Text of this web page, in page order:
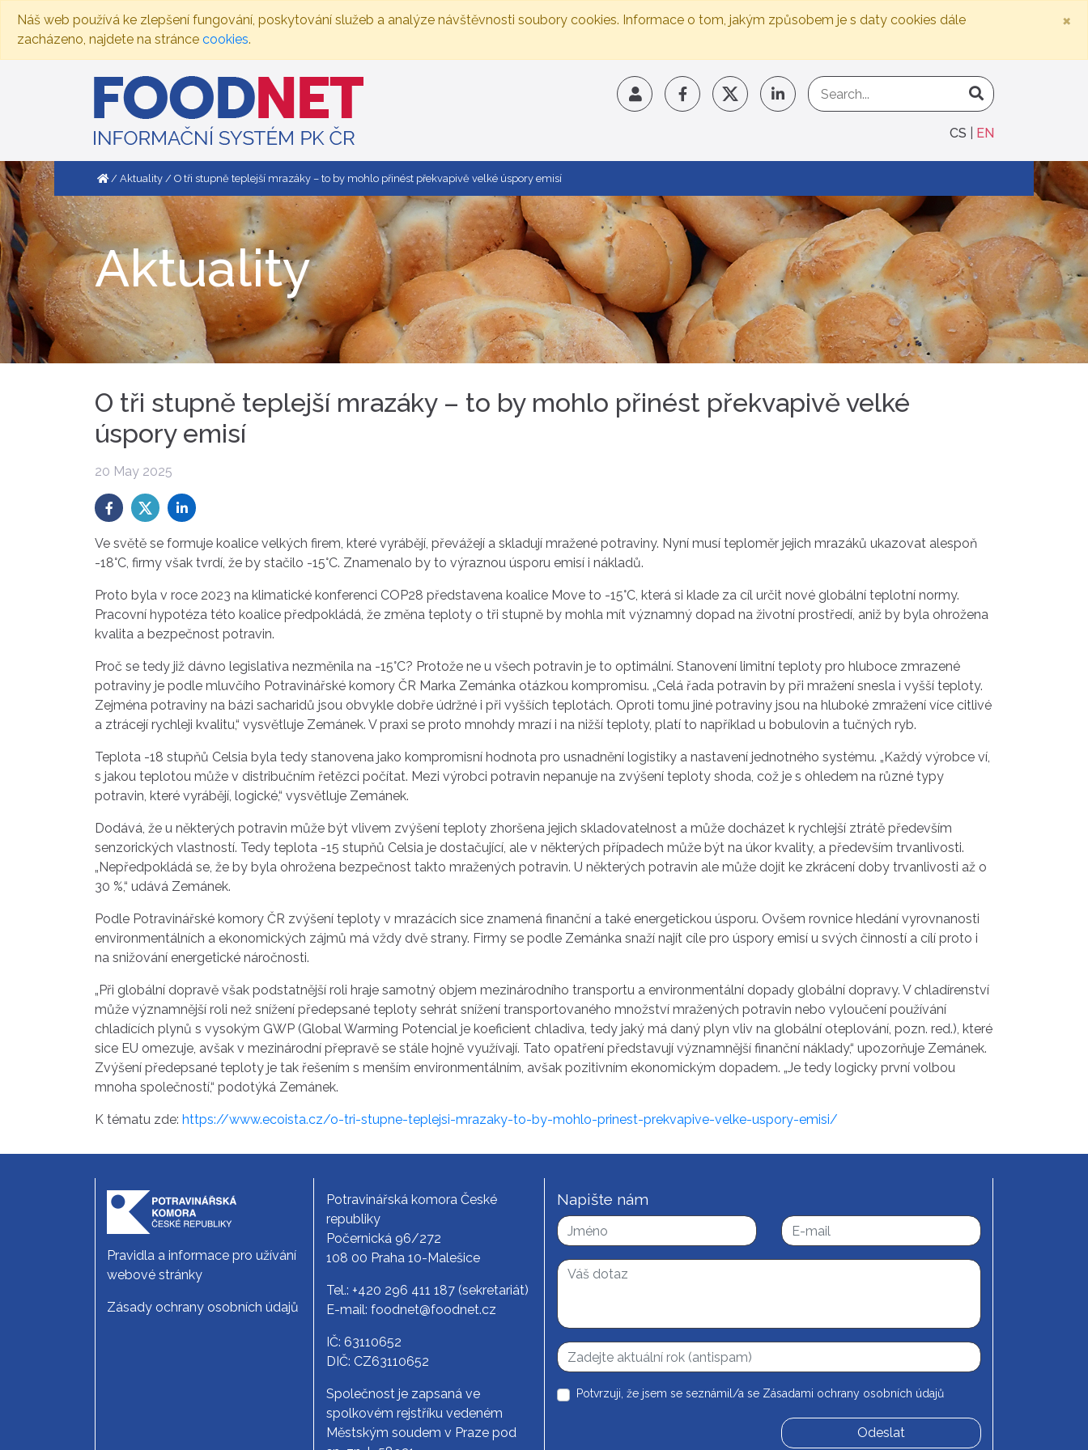
Náš web používá ke zlepšení fungování, poskytování služeb a analýze návštěvnosti soubory cookies. Informace o tom, jakým způsobem je s daty cookies dále
zacházeno, najdete na stránce cookies.
×
CS EN
Aktuality O tři stupně teplejší mrazáky – to by mohlo přinést překvapivě velké úspory emisí
Aktuality
O tři stupně teplejší mrazáky – to by mohlo přinést překvapivě velké
úspory emisí
20 May 2025
Ve světě se formuje koalice velkých firem, které vyrábějí, převážejí a skladují mražené potraviny. Nyní musí teploměr jejich mrazáků ukazovat alespoň
-18°C, firmy však tvrdí, že by stačilo -15°C. Znamenalo by to výraznou úsporu emisí i nákladů.
Proto byla v roce 2023 na klimatické konferenci COP28 představena koalice Move to -15°C, která si klade za cíl určit nové globální teplotní normy.
Pracovní hypotéza této koalice předpokládá, že změna teploty o tři stupně by mohla mít významný dopad na životní prostředí, aniž by byla ohrožena
kvalita a bezpečnost potravin.
Proč se tedy již dávno legislativa nezměnila na -15°C? Protože ne u všech potravin je to optimální. Stanovení limitní teploty pro hluboce zmrazené
potraviny je podle mluvčího Potravinářské komory ČR Marka Zemánka otázkou kompromisu. „Celá řada potravin by při mražení snesla i vyšší teploty.
Zejména potraviny na bázi sacharidů jsou obvykle dobře údržné i při vyšších teplotách. Oproti tomu jiné potraviny jsou na hluboké zmražení více citlivé
a ztrácejí rychleji kvalitu,“ vysvětluje Zemánek. V praxi se proto mnohdy mrazí i na nižší teploty, platí to například u bobulovin a tučných ryb.
Teplota -18 stupňů Celsia byla tedy stanovena jako kompromisní hodnota pro usnadnění logistiky a nastavení jednotného systému. „Každý výrobce ví,
s jakou teplotou může v distribučním řetězci počítat. Mezi výrobci potravin nepanuje na zvýšení teploty shoda, což je s ohledem na různé typy
potravin, které vyrábějí, logické,“ vysvětluje Zemánek.
Dodává, že u některých potravin může být vlivem zvýšení teploty zhoršena jejich skladovatelnost a může docházet k rychlejší ztrátě především
senzorických vlastností. Tedy teplota -15 stupňů Celsia je dostačující, ale v některých případech může být na úkor kvality, a především trvanlivosti.
„Nepředpokládá se, že by byla ohrožena bezpečnost takto mražených potravin. U některých potravin ale může dojít ke zkrácení doby trvanlivosti až o
30 %,“ udává Zemánek.
Podle Potravinářské komory ČR zvýšení teploty v mrazácích sice znamená finanční a také energetickou úsporu. Ovšem rovnice hledání vyrovnanosti
environmentálních a ekonomických zájmů má vždy dvě strany. Firmy se podle Zemánka snaží najít cíle pro úspory emisí u svých činností a cílí proto i
na snižování energetické náročnosti.
„Při globální dopravě však podstatnější roli hraje samotný objem mezinárodního transportu a environmentální dopady globální dopravy. V chladírenství
může významnější roli než snížení předepsané teploty sehrát snížení transportovaného množství mražených potravin nebo vyloučení používání
chladících plynů s vysokým GWP (Global Warming Potencial je koeficient chladiva, tedy jaký má daný plyn vliv na globální oteplování, pozn. red.), které
sice EU omezuje, avšak v mezinárodní přepravě se stále hojně využívají. Tato opatření představují významnější finanční náklady,“ upozorňuje Zemánek.
Zvýšení předepsané teploty je tak řešením s menším environmentálním, avšak pozitivním ekonomickým dopadem. „Je tedy logicky první volbou
mnoha společností,“ podotýká Zemánek.
K tématu zde: https://www.ecoista.cz/o-tri-stupne-teplejsi-mrazaky-to-by-mohlo-prinest-prekvapive-velke-uspory-emisi/
Pravidla a informace pro užívání
webové stránky
Zásady ochrany osobních údajů
Potravinářská komora České
republiky
Počernická 96/272
108 00 Praha 10-Malešice
Tel.: +420 296 411 187 (sekretariát)
E-mail: foodnet@foodnet.cz
IČ: 63110652
DIČ: CZ63110652
Společnost je zapsaná ve
spolkovém rejstříku vedeném
Městským soudem v Praze pod
Napište nám
Potvrzuji, že jsem se seznámil/a se Zásadami ochrany osobních údajů
Odeslat